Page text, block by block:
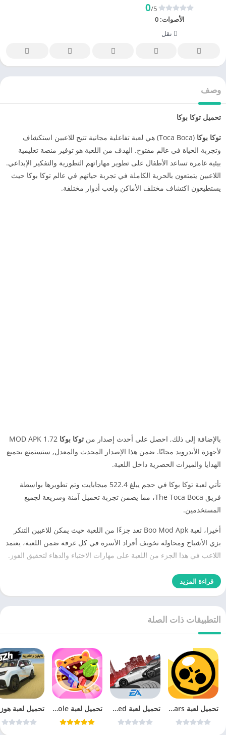
0/5
الأصوات:0
نقل
وصف
تحميل توكا بوكا
توكا بوكا
(Toca Boca) هي لعبة تفاعلية مجانية تتيح للاعبين استكشاف
وتجربة الحياة في عالم مفتوح. الهدف من اللعبة هو توفير منصة تعليمية
بيئية غامرة تساعد الأطفال على تطوير مهاراتهم التطورية والتفكير الإبداعي.
اللاعبين يتمتعون بالحرية الكاملة في تجربة حياتهم في عالم توكا بوكا حيث
يستطيعون اكتشاف مختلف الأماكن ولعب أدوار مختلفة.
بالإضافة إلى ذلك, احصل على أحدث إصدار من توكا بوكا
1.72 MOD APK
لأجهزة الأندرويد مجانًا. ضمن هذا الإصدار المحدث والمعدل, ستستمتع بجميع
الهدايا والميزات الحصرية داخل اللعبة.
تأتي لعبة توكا بوكا في حجم يبلغ 522.4 ميجابايت وتم تطويرها بواسطة
فريق The Toca Boca، مما يضمن تجربة تحميل آمنة وسريعة لجميع
المستخدمين.
أخيرا، لعبة Boo Mod Apk تعد جزءًا من اللعبة حيث يمكن للاعبين التنكر
بزي الأشباح ومحاولة تخويف أفراد الأسرة في كل غرفة ضمن اللعبة، يعتمد
اللاعب في هذا الجزء من اللعبة على مهارات الاختباء والدهاء لتحقيق الفوز.
قراءة المزيد
التطبيقات ذات الصلة
تحميل لعبة Brawl Stars‏ تحميل لعبة need for speed most wanted للاندرويد تحميل لعبة Attack Hole